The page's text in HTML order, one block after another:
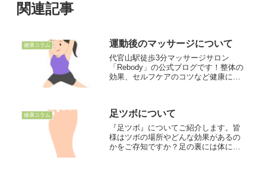
関連記事
健康コラム 運動後のマッサージについて
代官山駅徒歩3分マッサージサロン
「Rebody」の公式ブログです！整体の
効果、セルフケアのコツなど健康に関
健康コラム 足ツボについて
『足ツボ』についてご紹介します。皆
様はツボの場所やどんな効果があるの
かをご存知ですか？足の裏には体に関